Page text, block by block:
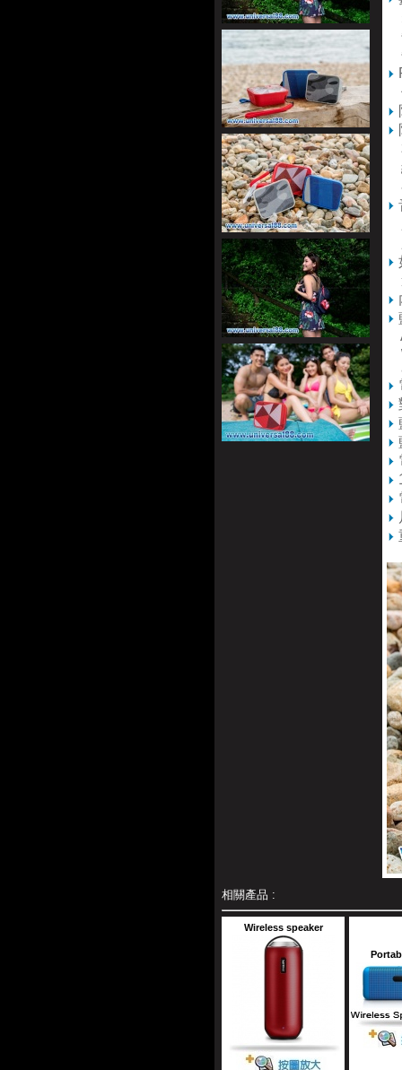
相關產品 :
Wireless speaker